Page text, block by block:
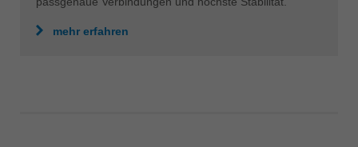
mehr erfahren